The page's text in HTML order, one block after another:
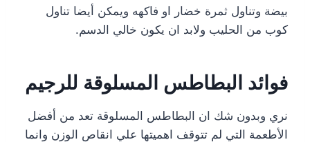
بيضة وتناول ثمرة خضار او فاكهه ويمكن أيضا تناول
كوب من الحليب ولابد ان يكون خالي الدسم.
فوائد البطاطس المسلوقة للرجيم
نري وبدون شك ان البطاطس المسلوقة تعد من أفضل
الأطعمة التي لم تتوقف اهميتها علي انقاص الوزن وانما